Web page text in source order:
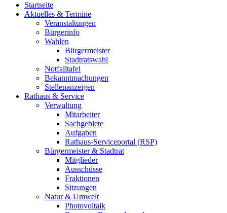
Startseite
Aktuelles & Termine
Veranstaltungen
Bürgerinfo
Wahlen
Bürgermeister
Stadtratswahl
Notfalltafel
Bekanntmachungen
Stellenanzeigen
Rathaus & Service
Verwaltung
Mitarbeiter
Sachgebiete
Aufgaben
Rathaus-Serviceportal (RSP)
Bürgermeister & Stadtrat
Mitglieder
Ausschüsse
Fraktionen
Sitzungen
Natur & Umwelt
Photovoltaik